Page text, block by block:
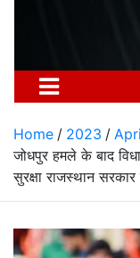
Home 2023
जोधपुर हमले के बाद
सुरक्षा राजस्थान सरकार